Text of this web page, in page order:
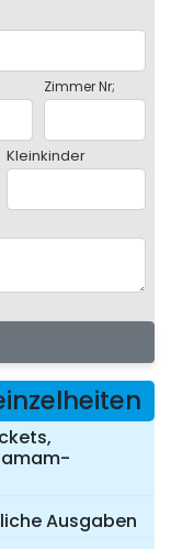
Zimmer Nr;
Kleinkinder
Ausgaben